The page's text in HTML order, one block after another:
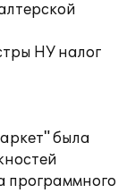
НУ налог
была
программного